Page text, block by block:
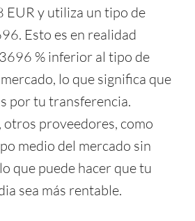
EUR y utiliza un tipo de
Esto es en realidad
% inferior al tipo de
lo que significa que
por tu transferencia.
proveedores, como
medio del mercado sin
que puede hacer que tu
sea más rentable.